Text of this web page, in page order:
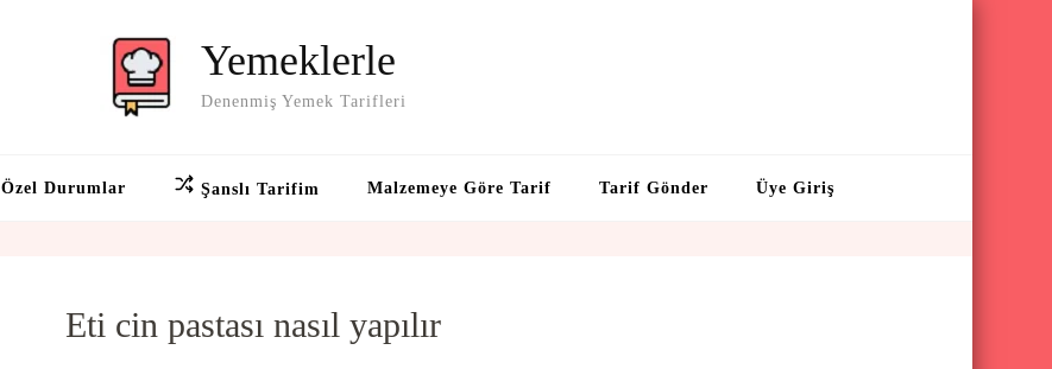
Yemeklerle
Denenmiş Yemek Tarifleri
Özel Durumlar Şanslı Tarifim Malzemeye Göre Tarif Tarif Gönder Üye Giriş
Eti cin pastası nasıl yapılır